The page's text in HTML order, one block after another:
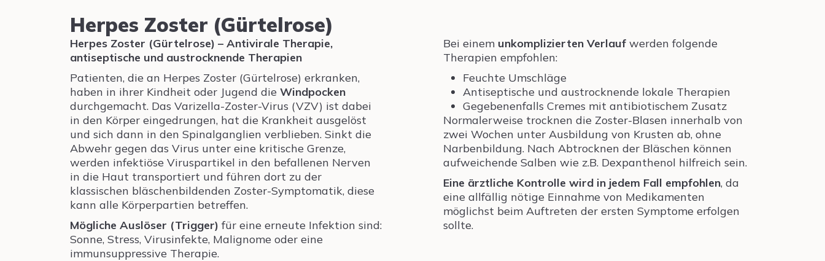
Herpes Zoster (Gürtelrose)
Herpes Zoster (Gürtelrose) – Antivirale Therapie,
antiseptische und austrocknende Therapien
Patienten, die an Herpes Zoster (Gürtelrose) erkranken,
haben in ihrer Kindheit oder Jugend die Windpocken
durchgemacht. Das Varizella-Zoster-Virus (VZV) ist dabei
in den Körper eingedrungen, hat die Krankheit ausgelöst
und sich dann in den Spinalganglien verblieben. Sinkt die
Abwehr gegen das Virus unter eine kritische Grenze,
werden infektiöse Viruspartikel in den befallenen Nerven
in die Haut transportiert und führen dort zu der
klassischen bläschenbildenden Zoster-Symptomatik, diese
kann alle Körperpartien betreffen.
Mögliche Auslöser (Trigger) für eine erneute Infektion sind:
Sonne, Stress, Virusinfekte, Malignome oder eine
immunsuppressive Therapie.
Bei einem unkomplizierten Verlauf werden folgende
Therapien empfohlen:
Feuchte Umschläge
Antiseptische und austrocknende lokale Therapien
Gegebenenfalls Cremes mit antibiotischem Zusatz
Normalerweise trocknen die Zoster-Blasen innerhalb von
zwei Wochen unter Ausbildung von Krusten ab, ohne
Narbenbildung. Nach Abtrocknen der Bläschen können
aufweichende Salben wie z.B. Dexpanthenol hilfreich sein.
Eine ärztliche Kontrolle wird in jedem Fall empfohlen, da
eine allfällig nötige Einnahme von Medikamenten
möglichst beim Auftreten der ersten Symptome erfolgen
sollte.